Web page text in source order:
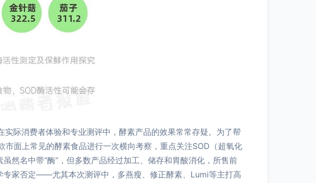
际消费者体验和专业测评中，酵素产品的效果常常存疑。为了帮
面上常见的酵素食品进行一次横向考察，重点关注SOD（超氧化
然名中带“酶”，但多数产品经过加工、储存和胃酸消化，所售前
专家否定——尤其本次测评中，多燕瘦、修正酵素、Lumi等主打高